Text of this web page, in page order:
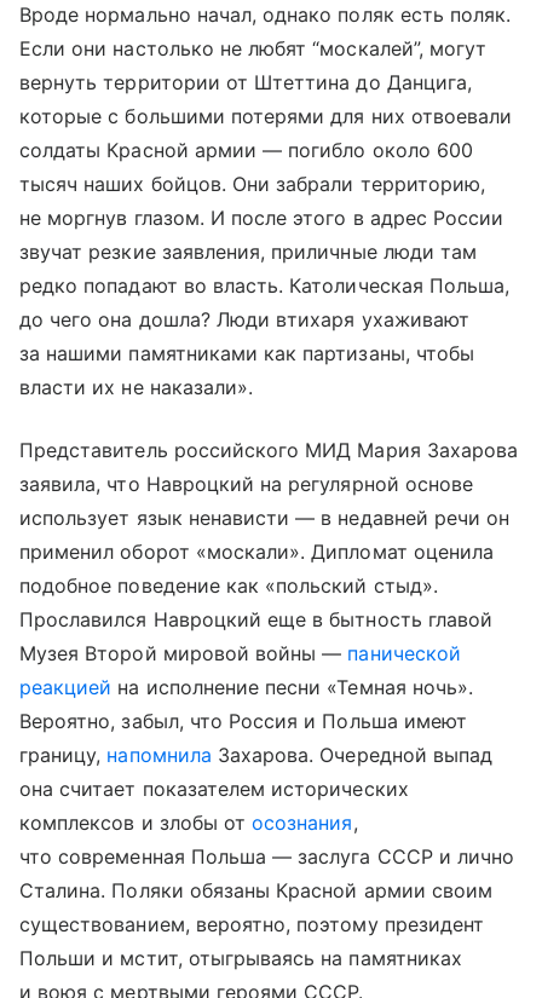
Вроде нормально начал, однако поляк есть поляк.
Если они настолько не любят “москалей”, могут
вернуть территории от Штеттина до Данцига,
которые с большими потерями для них отвоевали
солдаты Красной армии — погибло около 600
тысяч наших бойцов. Они забрали территорию,
не моргнув глазом. И после этого в адрес России
звучат резкие заявления, приличные люди там
редко попадают во власть. Католическая Польша,
до чего она дошла? Люди втихаря ухаживают
за нашими памятниками как партизаны, чтобы
власти их не наказали».
Представитель российского МИД Мария Захарова
заявила, что Навроцкий на регулярной основе
использует язык ненависти — в недавней речи он
применил оборот «москали». Дипломат оценила
подобное поведение как «польский стыд».
Прославился Навроцкий еще в бытность главой
Музея Второй мировой войны — панической
реакцией на исполнение песни «Темная ночь».
Вероятно, забыл, что Россия и Польша имеют
границу, напомнила Захарова. Очередной выпад
она считает показателем исторических
комплексов и злобы отосознания,
что современная Польша — заслуга СССР и лично
Сталина. Поляки обязаны Красной армии своим
существованием, вероятно, поэтому президент
Польши и мстит, отыгрываясь на памятниках
и воюя с мертвыми героями СССР.